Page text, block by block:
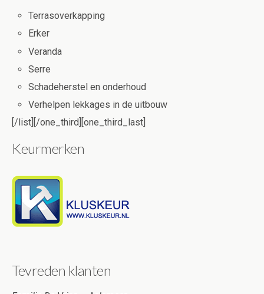
Terrasoverkapping
Erker
Veranda
Serre
Schadeherstel en onderhoud
Verhelpen lekkages in de uitbouw
[/list][/one_third][one_third_last]
Keurmerken
Tevreden klanten